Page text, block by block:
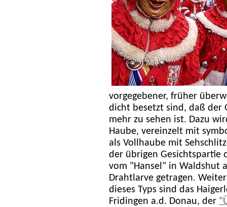
vorgegebener, früher
dicht besetzt sind, daß der
mehr zu sehen ist. Dazu
Haube, vereinzelt mit
als Vollhaube mit
der übrigen Gesichtspartie
vom "Hansel" in Waldshut
Drahtlarve getragen.
dieses Typs sind das
Fridingen a.d. Donau, der